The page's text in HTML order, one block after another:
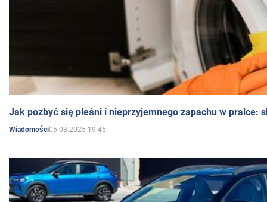
Jak pozbyć się pleśni i nieprzyjemnego zapachu w pralce:
Wiadomości05.03.2025 19:45